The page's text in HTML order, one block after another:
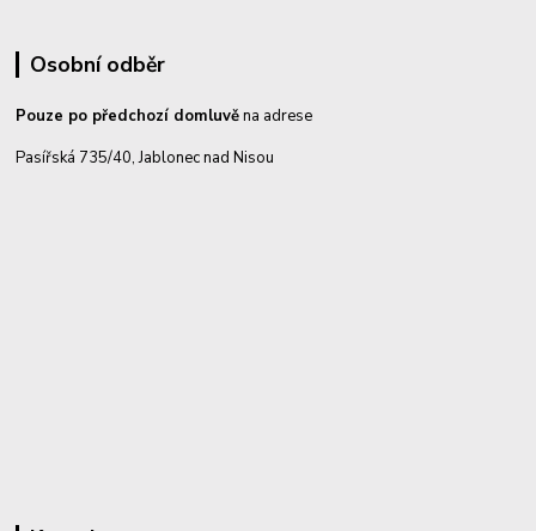
Osobní odběr
Pouze po předchozí domluvěna adrese
Pasířská 735/40, Jablonec nad Nisou